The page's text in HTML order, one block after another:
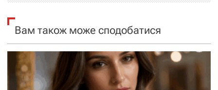
а
п
Вам також може сподобатися